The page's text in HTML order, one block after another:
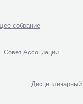
собрание
Совет Ассоциации
Дисциплинарный